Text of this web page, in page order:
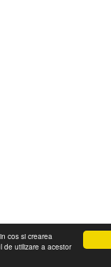
cos si crearea
de utilizare a acestor